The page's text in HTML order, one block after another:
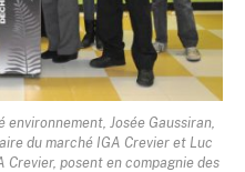
Josée Gaussiran,
du marché IGA Crevier et Luc
posent en compagnie des